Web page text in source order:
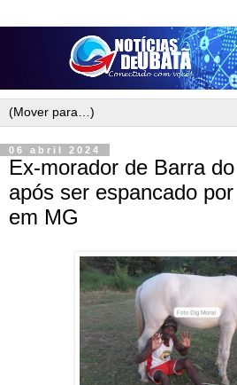
06 abril 2024
Ex-morador de Barra
após ser espancado
em MG